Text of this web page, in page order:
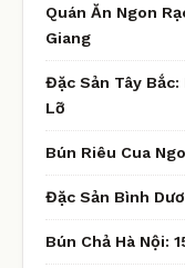
Quán Ăn Ngon
Giang
Đặc Sản Tây
Lỡ
Bún Riêu Cua
Đặc Sản Bình
Bún Chả Hà Nội: